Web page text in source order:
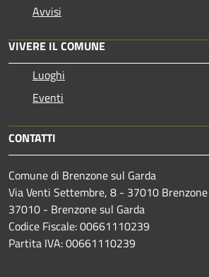
Avvisi
VIVERE IL COMUNE
Luoghi
Eventi
CONTATTI
Comune di Brenzone sul Garda
Via Venti Settembre, 8 - 37010 Brenzone
37010 - Brenzone sul Garda
Codice Fiscale: 00661110239
Partita IVA: 00661110239